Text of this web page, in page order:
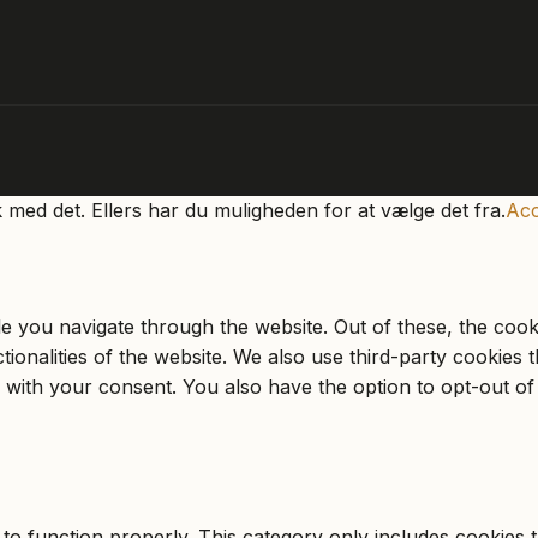
det. Ellers har du muligheden for at vælge det fra.
you navigate through the website. Out of these, the
of the website. We also use third-party cookies
your consent. You also have the option to opt-out